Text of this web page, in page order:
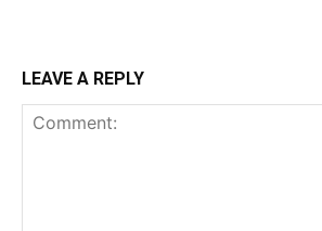
LEAVE A REPLY